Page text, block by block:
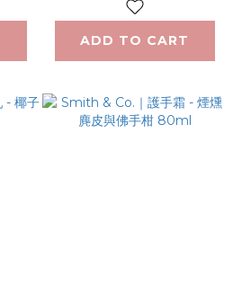
ADD TO CART